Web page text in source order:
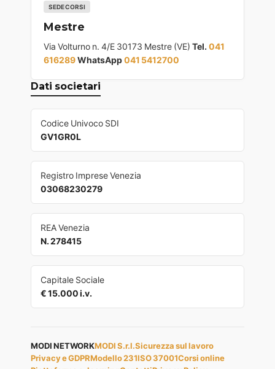
SEDE CORSI
Mestre
Via Volturno n. 4/E 30173 Mestre (VE) Tel. 041
616289WhatsApp041 5412700
Dati societari
Codice Univoco SDI
GV1GR0L
Registro Imprese Venezia
03068230279
REA Venezia
N. 278415
Capitale Sociale
€ 15.000 i.v.
MODI NETWORKMODI S.r.l.Sicurezza sul lavoro
Privacy e GDPRModello 231ISO 37001Corsi online